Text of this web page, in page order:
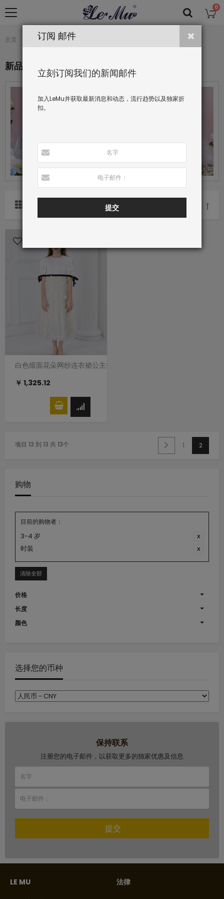
0
主页 收藏 新品
新品
分类依据
白色缎面花朵网纱连衣裙公主裙
￥ 1,325.12
项目 13 到 13 共 13个 1 2
购物
目前的购物者：
3-4 岁
时装
清除全部
价格
长度
颜色
选择您的币种
订阅 邮件
立刻订阅我们的新闻邮件
加入LeMu并获取最新消息和动态，流行趋势以及独家折
扣。
提交
保持联系
注册您的电子邮件，以获取更多的独家优惠及信息
提交
LE MU 法律